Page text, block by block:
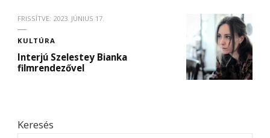
FRISSÍTVE: 2023. JÚNIUS 17.
KULTÚRA
Interjú Szelestey Bianka
filmrendezővel
Keresés